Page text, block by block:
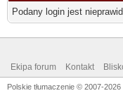
Podany login jest
Ekipa forum Kontakt
Polskie tłumaczenie © 2007-2026